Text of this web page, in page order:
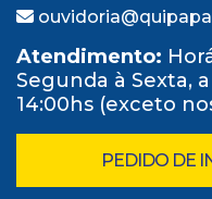
Atendimento:
Segunda à Sexta,
14:00hs (exceto
PEDIDO DE